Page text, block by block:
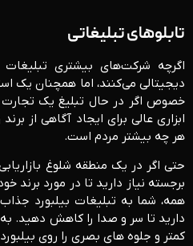
تابلوهای تبلیغاتی
اگرچه شرکت‌های بیشتری تبلیغات
دیجیتالی می‌کنند، اما همچنان یک
خصوص اگر در حال تبلیغ یک تجارت
ابزاری عالی برای ایجاد آگاهی از
هر چه بیشتر مردم است.
حتی اگر در یک منطقه شلوغ
برجسته نیاز دارید تا در مورد برند
همه، شما به تبلیغات بیلبورد جذاب،
دارید تا سر و صدا را کاهش دهید.
کمتر و جلوه های بصری را روی